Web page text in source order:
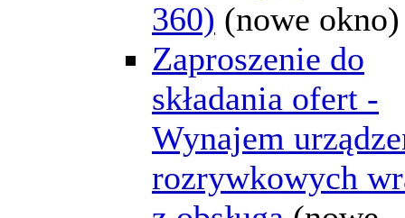
360) (nowe okno)
Zaproszenie do
składania ofert -
Wynajem
rozrywkowych